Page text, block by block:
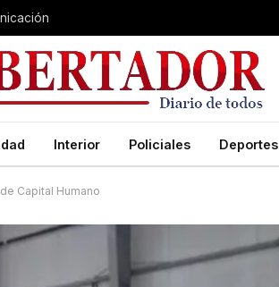
Interior Policiales Deportes
Capital Humano